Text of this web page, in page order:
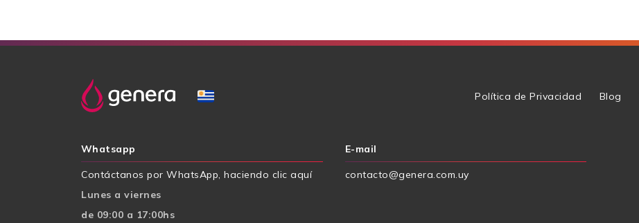
Política de Privacidad Blog
Whatsapp
Contáctanos por WhatsApp, haciendo clic aquí
Lunes a viernes
de 09:00 a 17:00hs
E-mail
contacto@genera.com.uy